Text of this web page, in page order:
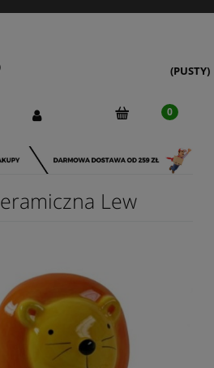
(PUSTY)
Lew